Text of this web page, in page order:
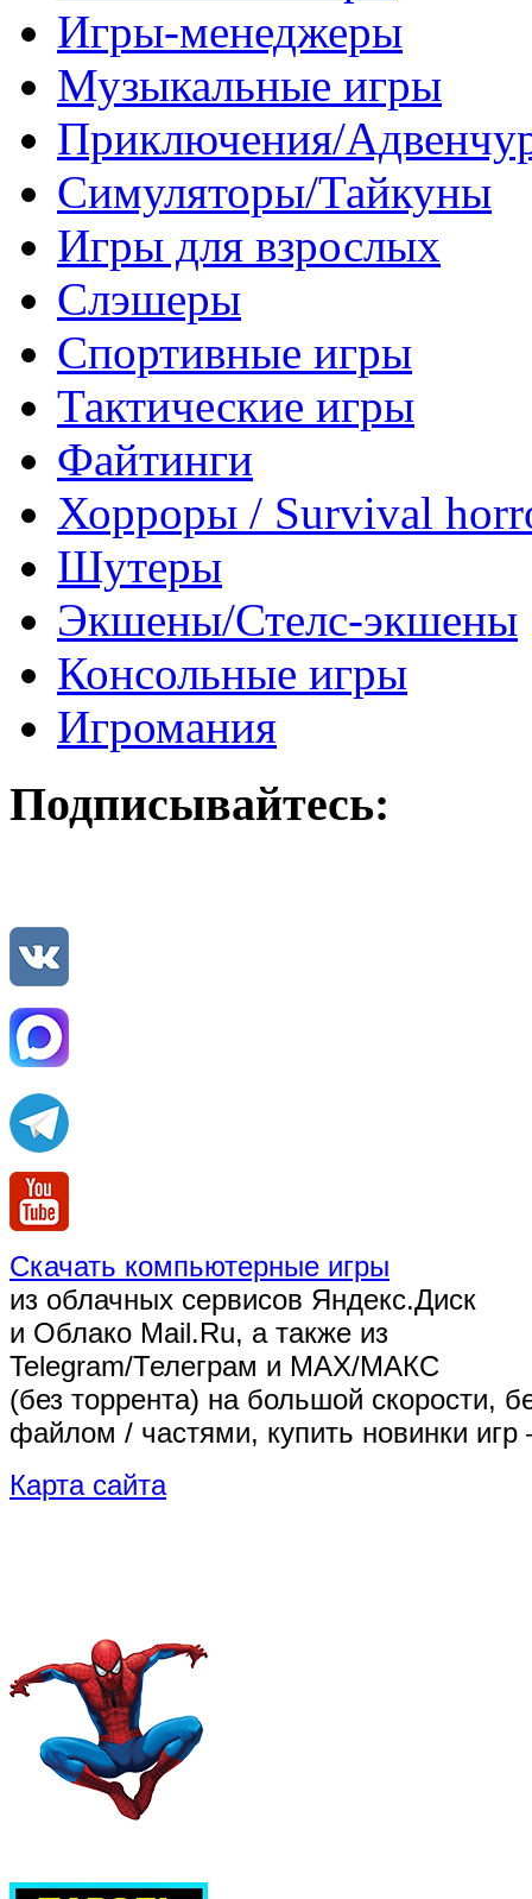
Игры-менеджеры
Музыкальные игры
Приключения/
Симуляторы/Тайкуны
Игры для взрослых
Слэшеры
Спортивные игры
Тактические игры
Файтинги
Хорроры / Survival
Шутеры
Экшены/Стелс-экшены
Консольные игры
Игромания
Подписывайтесь:
Скачать компьютерные игры
из облачных сервисов Яндекс.Диск
и Облако Mail.Ru, а также из
Telegram/Телеграм и MAX/МАКС
(без торрента) на большой скорости,
файлом / частями, купить новинки
Карта сайта